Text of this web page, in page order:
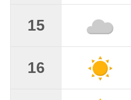
15
16